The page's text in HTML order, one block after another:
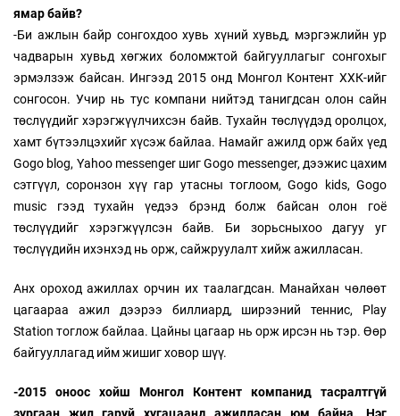
ямар байв?
-Би ажлын байр сонгохдоо хувь хүний хувьд, мэргэжлийн ур
чадварын хувьд хөгжих боломжтой байгууллагыг сонгохыг
эрмэлзэж байсан. Ингээд 2015 онд Монгол Контент ХХК-ийг
сонгосон. Учир нь тус компани нийтэд танигдсан олон сайн
төслүүдийг хэрэгжүүлчихсэн байв. Тухайн төслүүдэд оролцох,
хамт бүтээлцэхийг хүсэж байлаа. Намайг ажилд орж байх үед
Gogo blog, Yahoo messenger шиг Gogo messenger, дээжис цахим
сэтгүүл, соронзон хүү гар утасны тоглоом, Gogo kids, Gogo
music гээд тухайн үедээ брэнд болж байсан олон гоё
төслүүдийг хэрэгжүүлсэн байв. Би зорьсныхоо дагуу уг
төслүүдийн ихэнхэд нь орж, сайжруулалт хийж ажилласан.
Анх ороход ажиллах орчин их таалагдсан. Манайхан чөлөөт
цагаараа ажил дээрээ биллиард, ширээний теннис, Play
Station тоглож байлаа. Цайны цагаар нь орж ирсэн нь тэр. Өөр
байгууллагад ийм жишиг ховор шүү.
-2015 оноос хойш Монгол Контент компанид тасралтгүй
зургаан жил гаруй хугацаанд ажилласан юм байна. Нэг